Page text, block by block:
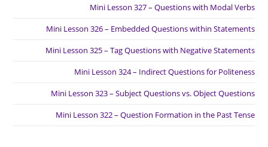
Mini Lesson 327 – Questions with Modal Verbs
Mini Lesson 326 – Embedded Questions within Statements
Mini Lesson 325 – Tag Questions with Negative Statements
Mini Lesson 324 – Indirect Questions for Politeness
Mini Lesson 323 – Subject Questions vs. Object Questions
Mini Lesson 322 – Question Formation in the Past Tense